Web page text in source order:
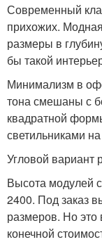
Современный
прихожих.
размеры в
бы такой
Минимализм в
тона смешаны с
квадратной
светильниками
Угловой вариант
Высота модулей
2400. Под заказ
размеров. Но это
конечной